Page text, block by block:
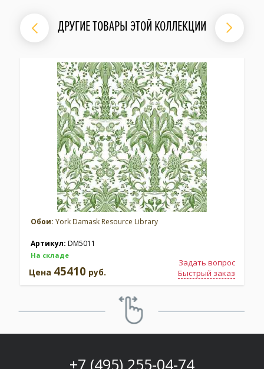
ДРУГИЕ ТОВАРЫ ЭТОЙ КОЛЛЕКЦИИ
Обои: York Damask Resource Library
Артикул: DM5011
На складе
Задать вопрос
Быстрый заказ
Цена 45410 руб.
+7 (495) 255-04-74